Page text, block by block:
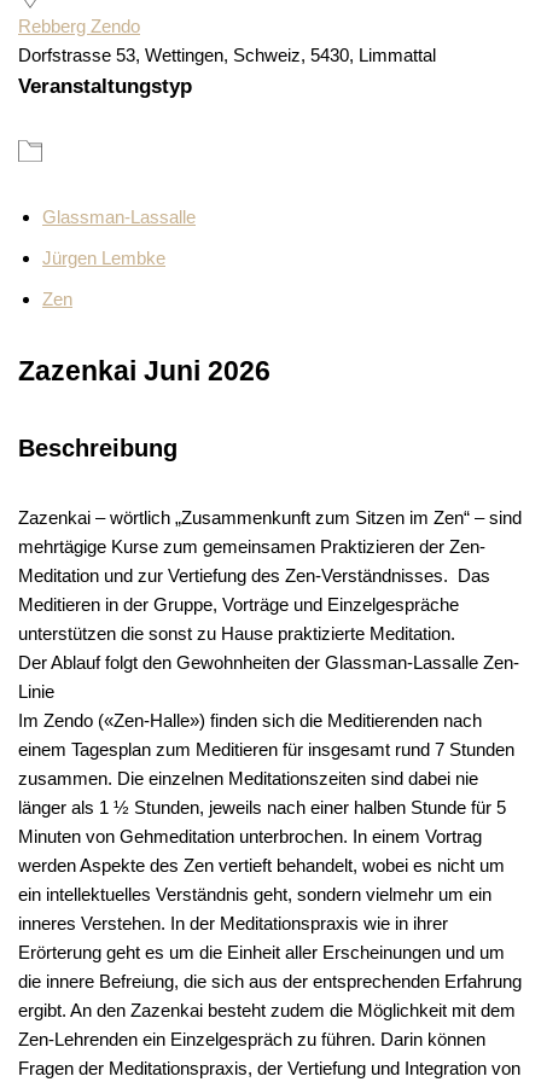
Rebberg Zendo
Dorfstrasse 53, Wettingen, Schweiz, 5430, Limmattal
Veranstaltungstyp
Glassman-Lassalle
Jürgen Lembke
Zen
Zazenkai Juni 2026
Beschreibung
Zazenkai – wörtlich „Zusammenkunft zum Sitzen im Zen“ – sind
mehrtägige Kurse zum gemeinsamen Praktizieren der Zen-
Meditation und zur Vertiefung des Zen-Verständnisses. Das
Meditieren in der Gruppe, Vorträge und Einzelgespräche
unterstützen die sonst zu Hause praktizierte Meditation.
Der Ablauf folgt den Gewohnheiten der Glassman-Lassalle Zen-
Linie
Im Zendo («Zen-Halle») finden sich die Meditierenden nach
einem Tagesplan zum Meditieren für insgesamt rund 7 Stunden
zusammen. Die einzelnen Meditationszeiten sind dabei nie
länger als 1 ½ Stunden, jeweils nach einer halben Stunde für 5
Minuten von Gehmeditation unterbrochen. In einem Vortrag
werden Aspekte des Zen vertieft behandelt, wobei es nicht um
ein intellektuelles Verständnis geht, sondern vielmehr um ein
inneres Verstehen. In der Meditationspraxis wie in ihrer
Erörterung geht es um die Einheit aller Erscheinungen und um
die innere Befreiung, die sich aus der entsprechenden Erfahrung
ergibt. An den Zazenkai besteht zudem die Möglichkeit mit dem
Zen-Lehrenden ein Einzelgespräch zu führen. Darin können
Fragen der Meditationspraxis, der Vertiefung und Integration von